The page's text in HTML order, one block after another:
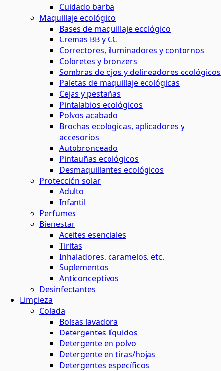
Cuidado barba
Maquillaje ecológico
Bases de maquillaje ecológico
Cremas BB y CC
Correctores, iluminadores y contornos
Coloretes y bronzers
Sombras de ojos y delineadores ecológicos
Paletas de maquillaje ecológicas
Cejas y pestañas
Pintalabios ecológicos
Polvos acabado
Brochas ecológicas, aplicadores y
accesorios
Autobronceado
Pintauñas ecológicos
Desmaquillantes ecológicos
Protección solar
Adulto
Infantil
Perfumes
Bienestar
Aceites esenciales
Tiritas
Inhaladores, caramelos, etc.
Suplementos
Anticonceptivos
Desinfectantes
Limpieza
Colada
Bolsas lavadora
Detergentes líquidos
Detergente en polvo
Detergente en tiras/hojas
Detergentes específicos